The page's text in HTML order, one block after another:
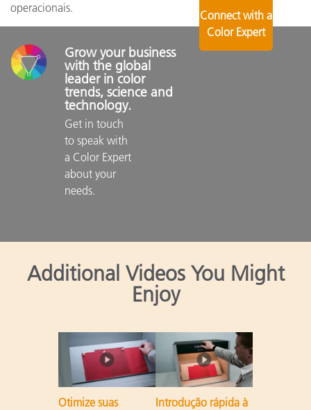
operacionais.
Grow your business
with the global
leader in color
trends, science and
technology.
Get in touch
to speak with
a Color Expert
about your
needs.
Connect with a
Color Expert
Additional Videos You Might
Enjoy
Otimize suas
Introdução rápida à